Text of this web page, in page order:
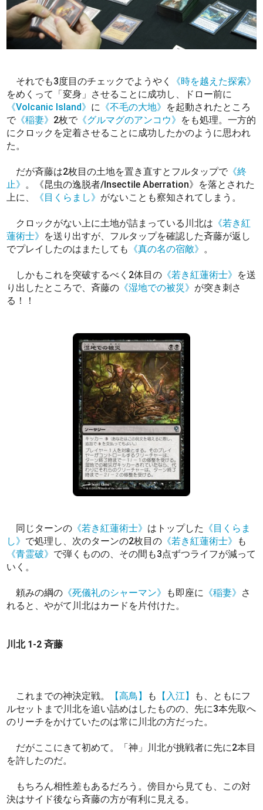
それでも3度目のチェックでようやく
《時を越えた探索》
をめくって「変身」させることに成功し、ドロー前に
《Volcanic Island》 に 《不毛の大地》 を起動されたところ
で 《稲妻》 2枚で 《グルマグのアンコウ》 をも処理。一方的
にクロックを定着させることに成功したかのように思われ
た。
だが斉藤は2枚目の土地を置き直すとフルタップで 《終
止》 。《昆虫の逸脱者/Insectile Aberration》を落とされた
上に、
《目くらまし》 がないことも察知されてしまう。
クロックがない上に土地が詰まっている川北は 《若き紅
蓮術士》 を送り出すが、フルタップを確認した斉藤が返し
でプレイしたのはまたしても 《真の名の宿敵》 。
しかもこれを突破するべく2体目の 《若き紅蓮術士》 を送
り出したところで、斉藤の 《湿地での被災》 が突き刺さ
る！！
同じターンの 《若き紅蓮術士》 はトップした 《目くらま
し》 で処理し、次のターンの2枚目の 《若き紅蓮術士》
も
《青霊破》 で弾くものの、その間も3点ずつライフが減って
いく。
頼みの綱の 《死儀礼のシャーマン》 も即座に 《稲妻》 さ
れると、やがて川北はカードを片付けた。
川北 1-2 斉藤
これまでの神決定戦。 【高鳥】 も 【入江】
も、ともにフ
ルセットまで川北を追い詰めはしたものの、先に3本先取へ
のリーチをかけていたのは常に川北の方だった。
だがここにきて初めて。「神」川北が挑戦者に先に2本目
を許したのだ。
もちろん相性差もあるだろう。傍目から見ても、この対
決はサイド後なら斉藤の方が有利に見える。